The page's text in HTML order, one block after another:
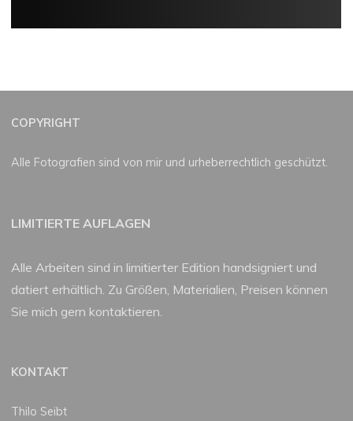
COPYRIGHT
Alle Fotografien sind von mir und urheberrechtlich geschützt.
LIMITIERTE AUFLAGEN
Alle Arbeiten sind in limitierter Edition handsigniert und
datiert erhältlich. Zu Größen, Materialien, Preisen können
Sie mich gern kontaktieren.
KONTAKT
Thilo Seibt